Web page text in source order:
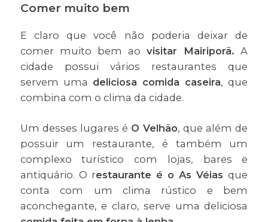
Comer muito bem
E claro que você não poderia deixar de
comer muito bem aovisitar Mairiporã. A
cidade possui vários restaurantes que
servem uma deliciosa comida caseira, que
combina com o clima da cidade.
Um desses lugares é O Velhão, que além de
possuir um restaurante, é também um
complexo turístico com lojas, bares e
antiquário. O restaurante é o As Véiasque
conta com um clima rústico e bem
aconchegante, e claro, serve uma deliciosa